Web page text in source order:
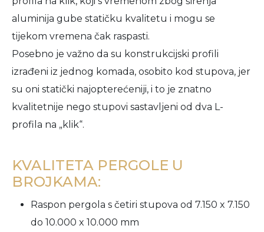
aluminija gube statičku kvalitetu i mogu se
tijekom vremena čak raspasti.
Posebno je važno da su konstrukcijski profili
izrađeni iz jednog komada, osobito kod stupova, jer
su oni statički najopterećeniji, i to je znatno
kvalitetnije nego stupovi sastavljeni od dva L-
profila na „klik“.
KVALITETA PERGOLE U
BROJKAMA:
Raspon pergola s četiri stupova od 7.150 x 7.150
do 10.000 x 10.000 mm